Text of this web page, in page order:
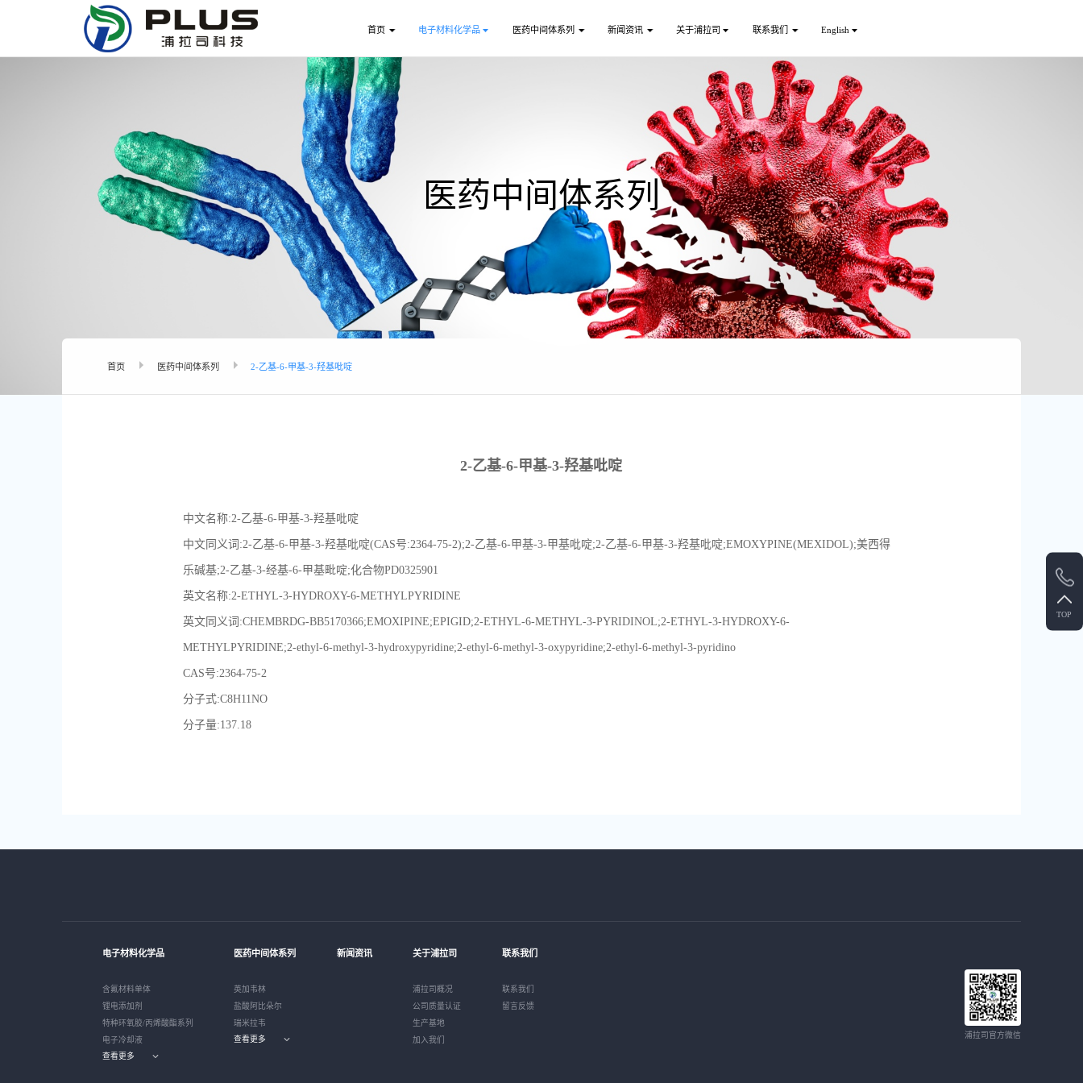
首页 电子材料化学品 医药中间体系列 新闻资讯 关于浦拉司 联系我们 English
TOP
医药中间体系列
首页 医药中间体系列 2-乙基-6-甲基-3-羟基吡啶
2-乙基-6-甲基-3-羟基吡啶
中文名称:2-乙基-6-甲基-3-羟基吡啶
中文同义词:2-乙基-6-甲基-3-羟基吡啶(CAS号:2364-75-2);2-乙基-6-甲基-3-甲基吡啶;2-乙基-6-甲基-3-羟基吡啶;EMOXYPINE(MEXIDOL);美西得
乐碱基;2-乙基-3-经基-6-甲基毗啶;化合物PD0325901
英文名称:2-ETHYL-3-HYDROXY-6-METHYLPYRIDINE
英文同义词:CHEMBRDG-BB5170366;EMOXIPINE;EPIGID;2-ETHYL-6-METHYL-3-PYRIDINOL;2-ETHYL-3-HYDROXY-6-
METHYLPYRIDINE;2-ethyl-6-methyl-3-hydroxypyridine;2-ethyl-6-methyl-3-oxypyridine;2-ethyl-6-methyl-3-pyridino
CAS号:2364-75-2
分子式:C8H11NO
分子量:137.18
电子材料化学品
含氟材料单体
锂电添加剂
特种环氧胶/丙烯酸酯系列
电子冷却液
查看更多
医药中间体系列
英加韦林
盐酸阿比朵尔
瑞米拉韦
查看更多
新闻资讯 关于浦拉司
浦拉司概况
公司质量认证
生产基地
加入我们
联系我们
联系我们
留言反馈
浦拉司官方微信